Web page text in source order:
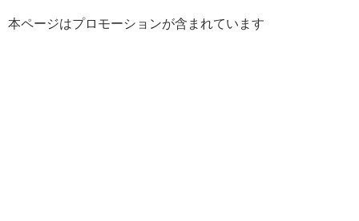
本ページはプロモーションが含まれています